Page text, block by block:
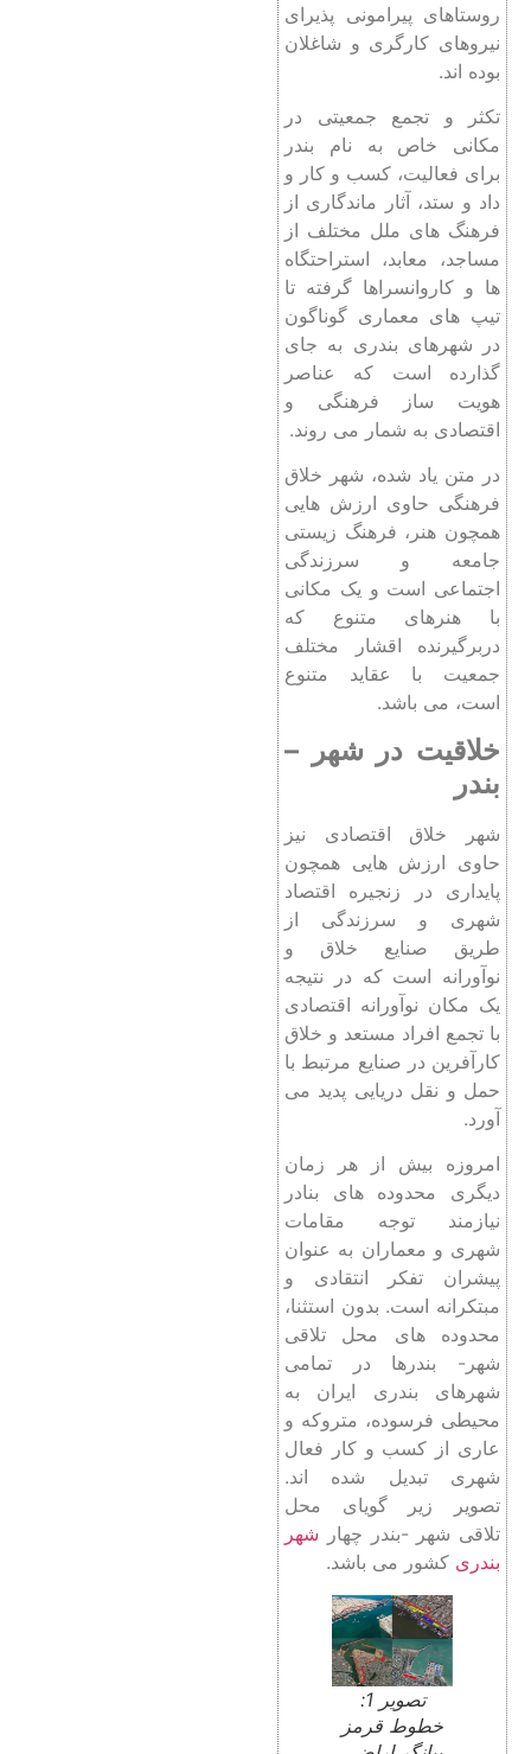
روستاهای پیرامونی پذیرای
نیروهای کارگری و شاغلان
بوده اند‌.
تکثر و تجمع جمعیتی در
مکانی خاص به نام بندر
برای فعالیت، کسب و کار و
داد و ستد، آثار ماندگاری از
فرهنگ های ملل مختلف از
مساجد، معابد، استراحتگاه
ها و کاروانسراها گرفته تا
تیپ های معماری گوناگون
در شهرهای بندری به جای
گذارده است که عناصر
هویت ساز فرهنگی و
اقتصادی به شمار می روند.
در متن یاد شده، شهر خلاق
فرهنگی حاوی ارزش هایی
همچون هنر، فرهنگ زیستی
جامعه و سرزندگی
اجتماعی است و یک مکانی
با هنرهای متنوع که
دربرگیرنده اقشار مختلف
جمعیت با عقاید متنوع
است، می باشد.
خلاقیت در شهر –
بندر
شهر خلاق اقتصادی نیز
حاوی ارزش هایی همچون
پایداری در زنجیره اقتصاد
شهری و سرزندگی از
طریق صنایع خلاق و
نوآورانه است که در نتیجه
یک مکان نوآورانه اقتصادی
با تجمع افراد مستعد و خلاق
کارآفرین در صنایع مرتبط با
حمل و نقل دریایی پدید می
آورد.
امروزه بیش از هر زمان
دیگری محدوده‌ های بنادر
نیازمند توجه مقامات
شهری و معماران به عنوان
پیشران تفکر انتقادی و
مبتکرانه است. بدون استثنا،
محدوده‌ های محل تلاقی
شهر- بندرها در تمامی
شهرهای بندری ایران به
محیطی فرسوده، متروکه و
عاری از کسب و کار فعال
شهری تبدیل شده ‌اند.
تصویر زیر گویای محل
تلاقی شهر -بندر چهار
شهر
بندری کشور می باشد.
تصویر 1:
خطوط قرمز